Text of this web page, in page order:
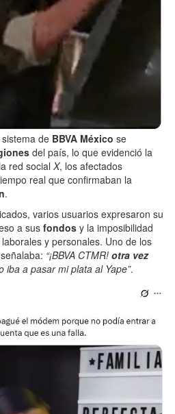
de BBVA México se
del país, lo que evidenció la
red social X, los afectados
real que confirmaban la
.
varios usuarios expresaron su
a sus fondos y la imposibilidad
y personales. Uno de los
“¡BBVA CTMR! otra vez
iba a pasar mi plata al Yape”.